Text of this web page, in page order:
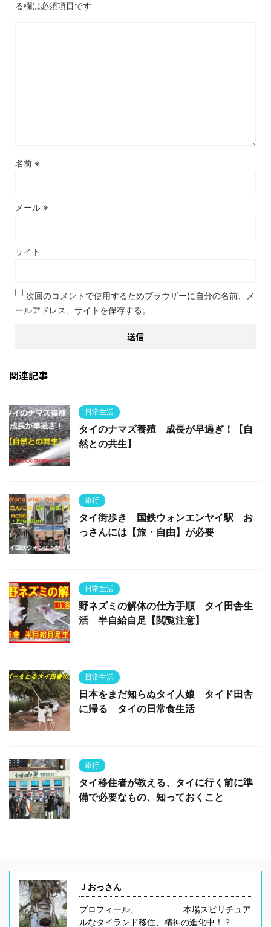
る欄は必須項目です
名前 ※
メール ※
サイト
次回のコメントで使用するためブラウザーに自分の名前、メ
ールアドレス、サイトを保存する。
関連記事
日常生活
タイのナマズ養殖 成長が早過ぎ！【自
然との共生】
旅行
タイ街歩き 国鉄ウォンエンヤイ駅 お
っさんには【旅・自由】が必要
日常生活
野ネズミの解体の仕方手順 タイ田舎生
活 半自給自足【閲覧注意】
日常生活
日本をまだ知らぬタイ人娘 タイド田舎
に帰る タイの日常食生活
旅行
タイ移住者が教える、タイに行く前に準
備で必要なもの、知っておくこと
Ｊおっさん
プロフィール、 本場スピリチュア
ルなタイランド移住、精神の進化中！？